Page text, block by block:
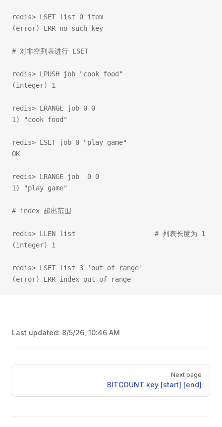
redis> LSET list 0 item
(error) ERR no such key
# 对非空列表进行 LSET
redis> LPUSH job "cook food"
(integer) 1
redis> LRANGE job 0 0
1) "cook food"
redis> LSET job 0 "play game"
OK
redis> LRANGE job  0 0
1) "play game"
# index 超出范围
redis> LLEN list                    # 列表长度为 1
(integer) 1
redis> LSET list 3 'out of range'
(error) ERR index out of range
Last updated: 8/5/26, 10:46 AM
Pager
Next page
BITCOUNT key [start] [end]